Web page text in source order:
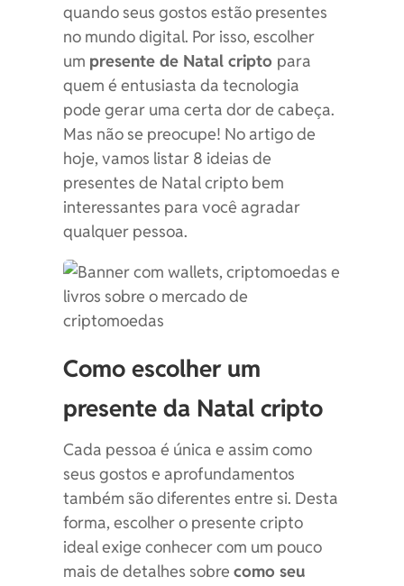
quando seus gostos estão presentes
no mundo digital. Por isso, escolher
um presente de Natal cripto para
quem é entusiasta da tecnologia
pode gerar uma certa dor de cabeça.
Mas não se preocupe! No artigo de
hoje, vamos listar 8 ideias de
presentes de Natal cripto bem
interessantes para você agradar
qualquer pessoa.
Como escolher um
presente da Natal cripto
Cada pessoa é única e assim como
seus gostos e aprofundamentos
também são diferentes entre si. Desta
forma, escolher o presente cripto
ideal exige conhecer com um pouco
mais de detalhes sobrecomo seu